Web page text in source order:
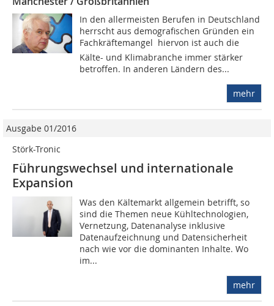
In den allermeisten Berufen in Deutschland
herrscht aus demografischen Gründen ein
Fachkräftemangel  hiervon ist auch die
Kälte- und Klimabranche immer stärker
betroffen. In anderen Ländern des...
mehr
Ausgabe 01/2016
Störk-Tronic
Führungswechsel und internationale
Expansion
Was den Kältemarkt allgemein betrifft, so
sind die Themen neue Kühltechnologien,
Vernetzung, Datenanalyse inklusive
Datenaufzeichnung und Datensicherheit
nach wie vor die dominanten Inhalte. Wo
im...
mehr